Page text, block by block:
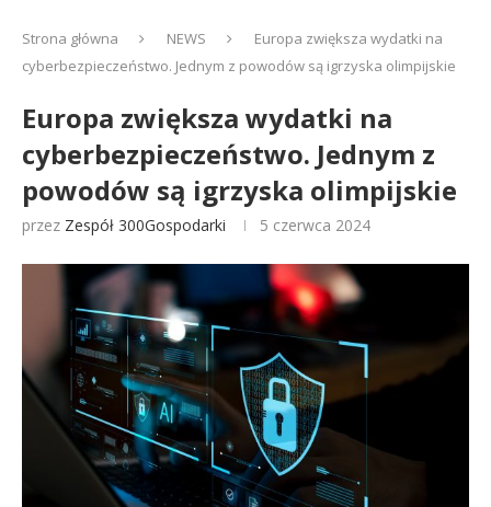
Strona główna NEWS
Europa zwiększa wydatki na
cyberbezpieczeństwo. Jednym z powodów są igrzyska olimpijskie
Europa zwiększa wydatki na
cyberbezpieczeństwo. Jednym z
powodów są igrzyska olimpijskie
przez Zespół 300Gospodarki 5 czerwca 2024